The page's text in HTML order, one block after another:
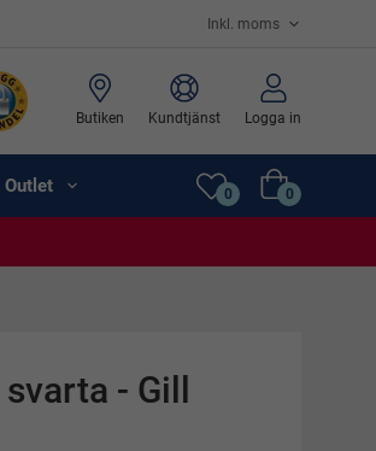
Butiken Kundtjänst Logga in
Outlet 0 0
- Gill